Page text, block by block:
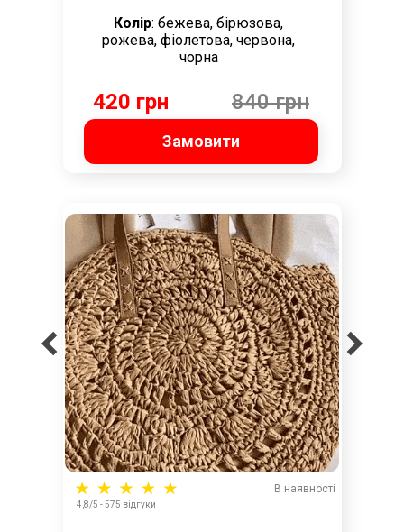
840 грн
420 грн
Колір: бежева, бірюзова,
рожева, фіолетова, червона,
чорна
Замовити
В наявності
4,8/5 - 575 відгуки